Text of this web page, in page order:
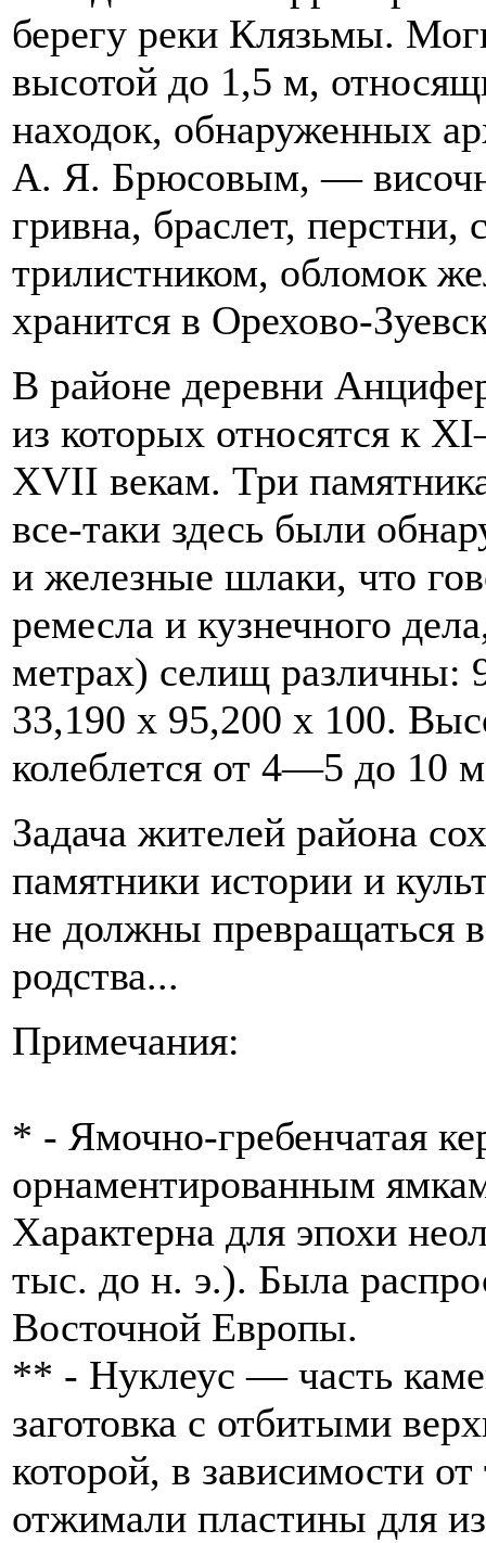
берегу реки Клязьмы.
высотой до 1,5 м,
находок, обнаруженных
А. Я. Брюсовым, —
гривна, браслет, перстни,
трилистником, обломок
хранится в Орехово-
В районе деревни
из которых относятся
XVII векам. Три
все-таки здесь были
и железные шлаки, что
ремесла и кузнечного
метрах) селищ различны:
33,190 х 95,200 х 100.
колеблется от 4—5 до 10
Задача жителей района
памятники истории и
не должны превращаться
родства...
Примечания:
* - Ямочно-гребенчатая
орнаментированным
Характерна для эпохи
тыс. до н. э.). Была
Восточной Европы.
** - Нуклеус — часть
заготовка с отбитыми
которой, в зависимости
отжимали пластины для